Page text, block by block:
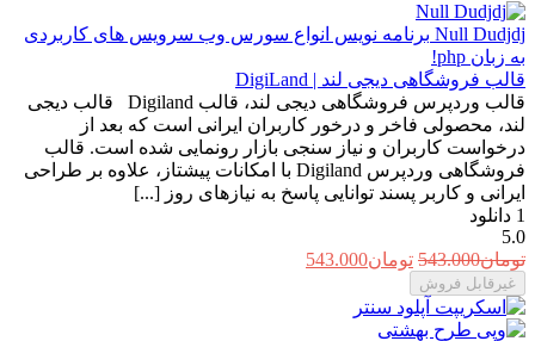
Null Dudjdj برنامه نویس انواع سورس وب سرویس های کاربردی
به زبان php!
قالب فروشگاهی دیجی لند | DigiLand
قالب وردپرس فروشگاهی دیجی لند، قالب Digiland قالب دیجی
لند، محصولی فاخر و درخور کاربران ایرانی است که بعد از
درخواست کاربران و نیاز سنجی بازار رونمایی شده است. قالب
فروشگاهی وردپرس Digiland با امکانات پیشتاز، علاوه بر طراحی
ایرانی و کاربر پسند توانایی پاسخ به نیازهای روز [...]
1 دانلود
5.0
تومان543.000 قیمت
تومان543.000
بود.
تومان543.000
غیرقابل فروش